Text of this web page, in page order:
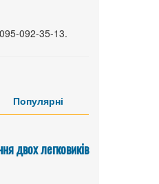
092-35-13.
Популярні
двох легковиків